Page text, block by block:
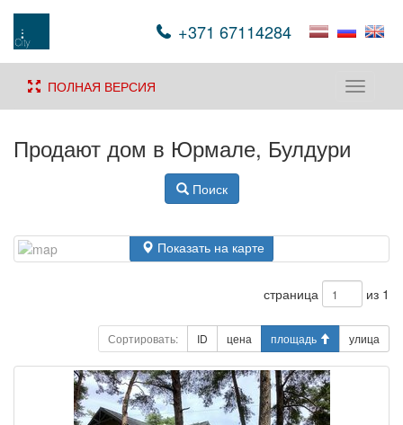
+371 67114284
Toggle
ПОЛНАЯ ВЕРСИЯ
Продают дом в Юрмале, Булдури
Поиск
Показать на карте
страница из 1
Сортировать: ID цена площадь улица